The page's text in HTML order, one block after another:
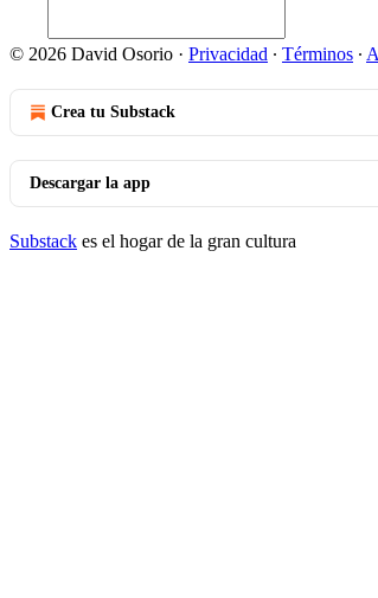
© 2026 David Osorio · Privacidad ∙ Términos ∙
Crea tu Substack
Descargar la app
Substack es el hogar de la gran cultura